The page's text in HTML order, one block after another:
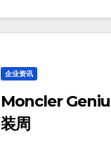
企业资讯
Moncler
装周